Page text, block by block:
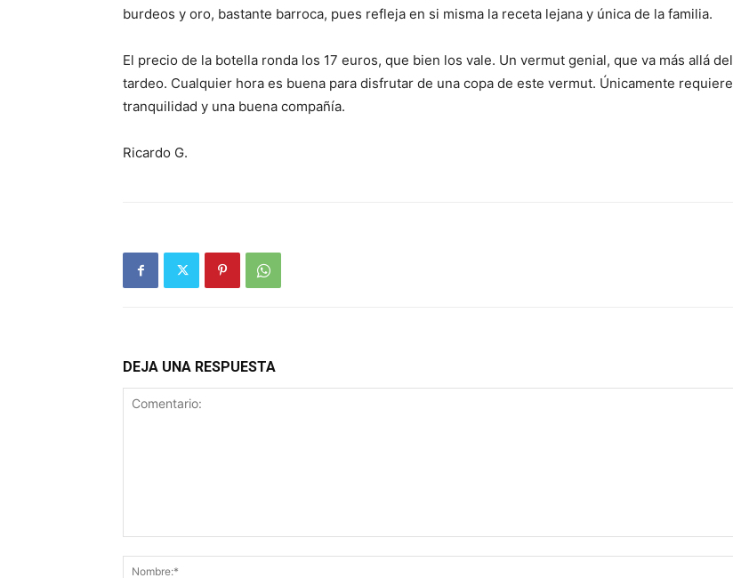
burdeos y oro, bastante barroca, pues refleja en si misma la receta lejana y única de la familia.
El precio de la botella ronda los 17 euros, que bien los vale. Un vermut genial, que va más allá del
tardeo. Cualquier hora es buena para disfrutar de una copa de este vermut. Únicamente requiere
tranquilidad y una buena compañía.
Ricardo G.
DEJA UNA RESPUESTA